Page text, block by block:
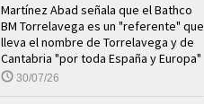
Martínez Abad señala que el Bathco
BM Torrelavega es un "referente" que
lleva el nombre de Torrelavega y de
Cantabria "por toda España y Europa"
30/07/26